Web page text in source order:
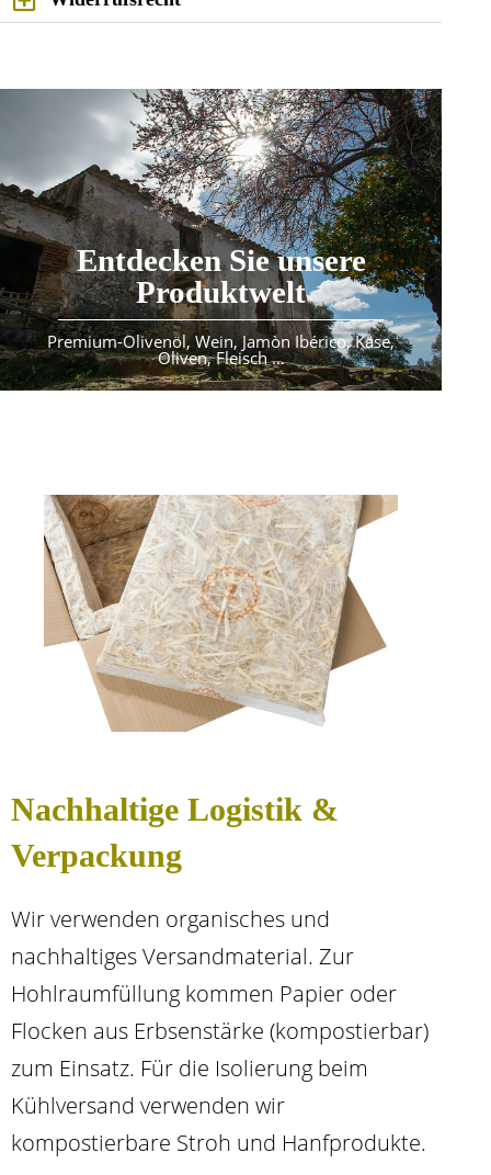
Entdecken Sie unsere
Produktwelt
Premium-Olivenöl, Wein, Jamòn Ibérico, Käse,
Oliven, Fleisch …
Nachhaltige Logistik &
Verpackung
Wir verwenden organisches und
nachhaltiges Versandmaterial. Zur
Hohlraumfüllung kommen Papier oder
Flocken aus Erbsenstärke (kompostierbar)
zum Einsatz. Für die Isolierung beim
Kühlversand verwenden wir
kompostierbare Stroh und Hanfprodukte.